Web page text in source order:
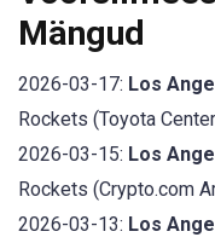
Mängud
2026-03-17: Los
Rockets (Toyota
2026-03-15: Los
Rockets (Crypto.com
2026-03-13: Los